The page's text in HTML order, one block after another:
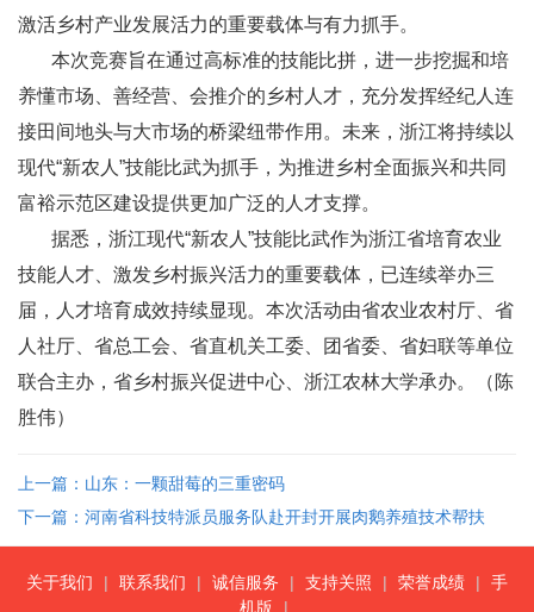
激活乡村产业发展活力的重要载体与有力抓手。
本次竞赛旨在通过高标准的技能比拼，进一步挖掘和培
养懂市场、善经营、会推介的乡村人才，充分发挥经纪人连
接田间地头与大市场的桥梁纽带作用。未来，浙江将持续以
现代“新农人”技能比武为抓手，为推进乡村全面振兴和共同
富裕示范区建设提供更加广泛的人才支撑。
据悉，浙江现代“新农人”技能比武作为浙江省培育农业
技能人才、激发乡村振兴活力的重要载体，已连续举办三
届，人才培育成效持续显现。本次活动由‌省农业农村厅、省
人社厅、省总工会、省直机关工委、团省委、省妇联等单位
联合主办，省乡村振兴促进中心、浙江农林大学承办。（陈
胜伟）
上一篇：山东：一颗甜莓的三重密码
下一篇：河南省科技特派员服务队赴开封开展肉鹅养殖技术帮扶
关于我们 | 联系我们 | 诚信服务 | 支持关照 | 荣誉成绩 |
手
机版
|